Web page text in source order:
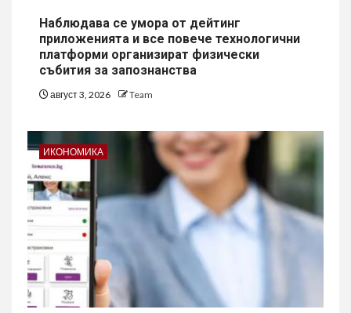
Наблюдава се умора от дейтинг
приложенията и все повече технологични
платформи организират физически
събития за запознанства
август 3, 2026 Team
ИКОНОМИКА